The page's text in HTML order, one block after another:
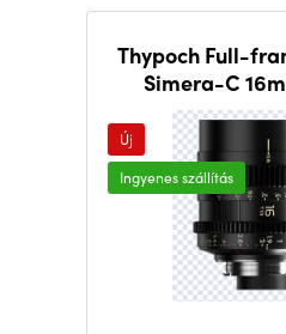
Thypoch Full-
Simera-C
Új
Ingyenes szállítás